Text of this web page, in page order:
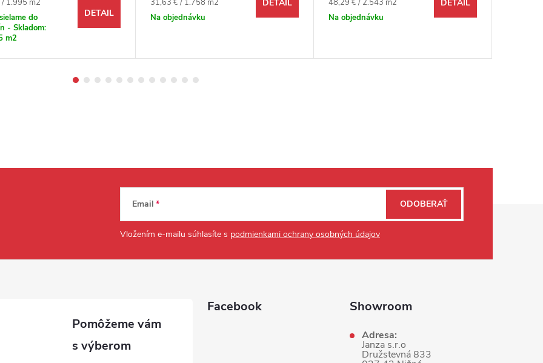
1.995 m2
do
- Skladom:
m2
DETAIL
31,63 € / 1.758 m2
Na objednávku
DETAIL
48,29 € / 2.543 m2
Na objednávku
DETAIL
Email
Vložením e-mailu súhlasíte s podmienkami ochrany osobných údajov
ODOBERAŤ
Facebook Showroom
Adresa:
Janza s.r.o
Družstevná 833